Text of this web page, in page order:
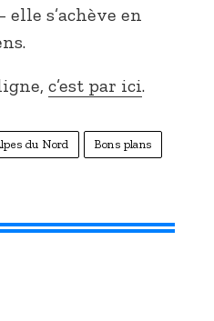
s’achève en
c’est par ici.
du Nord Bons plans